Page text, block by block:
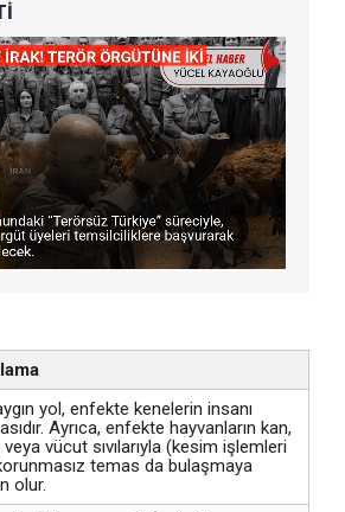
yol, enfekte kenelerin insanı
Ayrıca, enfekte hayvanların kan,
vücut sıvılarıyla (kesim işlemleri
temas da bulaşmaya
olur.